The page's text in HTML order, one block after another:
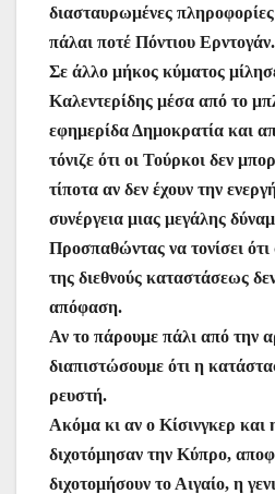
διασταυρωμένες πληροφορίες
πάλαι ποτέ Πόντιου Ερντογάν.
Σε άλλο μήκος κύματος
Καλεντερίδης μέσα από το
εφημερίδα Δημοκρατία και
τόνιζε ότι οι Τούρκοι δεν
τίποτα αν δεν έχουν την
συνέργεια μιας μεγάλης
Προσπαθώντας να τονίσει ότι
της διεθνούς καταστάσεως
απόφαση.
Αν το πάρουμε πάλι από την
διαπιστώσουμε ότι η
ρευστή.
Ακόμα κι αν ο Κίσινγκερ και
διχοτόμησαν την Κύπρο,
διχοτομήσουν το Αιγαίο, η